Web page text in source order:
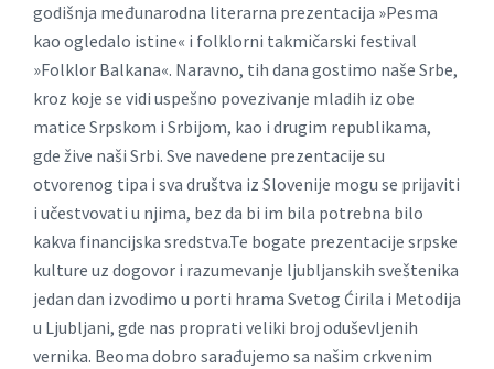
godišnja međunarodna literarna prezentacija »Pesma
kao ogledalo istine« i folklorni takmičarski festival
»Folklor Balkana«. Naravno, tih dana gostimo naše Srbe,
kroz koje se vidi uspešno povezivanje mladih iz obe
matice Srpskom i Srbijom, kao i drugim republikama,
gde žive naši Srbi. Sve navedene prezentacije su
otvorenog tipa i sva društva iz Slovenije mogu se prijaviti
i učestvovati u njima, bez da bi im bila potrebna bilo
kakva financijska sredstva.Te bogate prezentacije srpske
kulture uz dogovor i razumevanje ljubljanskih sveštenika
jedan dan izvodimo u porti hrama Svetog Ćirila i Metodija
u Ljubljani, gde nas proprati veliki broj oduševljenih
vernika. Beoma dobro sarađujemo sa našim crkvenim